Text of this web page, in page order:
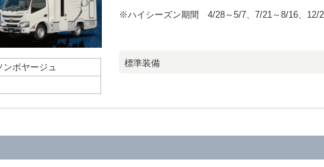
ンボヤージュ
※ハイシーズン期間 4/28～5/7、7/21～8/16、12/
標準装備